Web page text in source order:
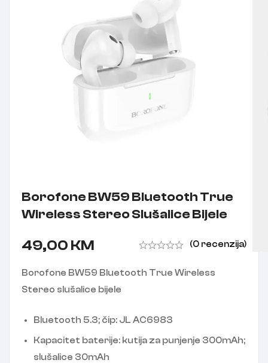
Borofone BW59 Bluetooth True
Wireless Stereo Slušalice Bijele
49,00 KM (0 recenzija)
Borofone BW59 Bluetooth True Wireless
Stereo slušalice bijele
Bluetooth 5.3; čip: JL AC6983
Kapacitet baterije: kutija za punjenje 300mAh;
slušalice 30mAh